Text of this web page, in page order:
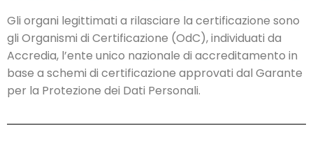
Gli organi legittimati a rilasciare la certificazione sono
gli Organismi di Certificazione (OdC), individuati da
Accredia, l’ente unico nazionale di accreditamento in
base a schemi di certificazione approvati dal Garante
per la Protezione dei Dati Personali.